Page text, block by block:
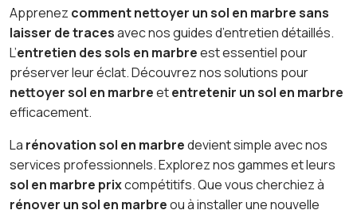
Apprenez comment nettoyer un sol en marbre sans
laisser de tracesavec nos guides d’entretien détaillés.
L’entretien des sols en marbreest essentiel pour
préserver leur éclat. Découvrez nos solutions pour
nettoyer sol en marbreetentretenir un sol en marbre
efficacement.
La rénovation sol en marbredevient simple avec nos
services professionnels. Explorez nos gammes et leurs
sol en marbre prixcompétitifs. Que vous cherchiez à
rénover un sol en marbreou à installer une nouvelle